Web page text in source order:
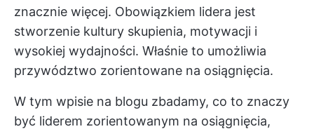
znacznie więcej. Obowiązkiem lidera jest
stworzenie kultury skupienia, motywacji i
wysokiej wydajności. Właśnie to umożliwia
przywództwo zorientowane na osiągnięcia.
W tym wpisie na blogu zbadamy, co to znaczy
być liderem zorientowanym na osiągnięcia,